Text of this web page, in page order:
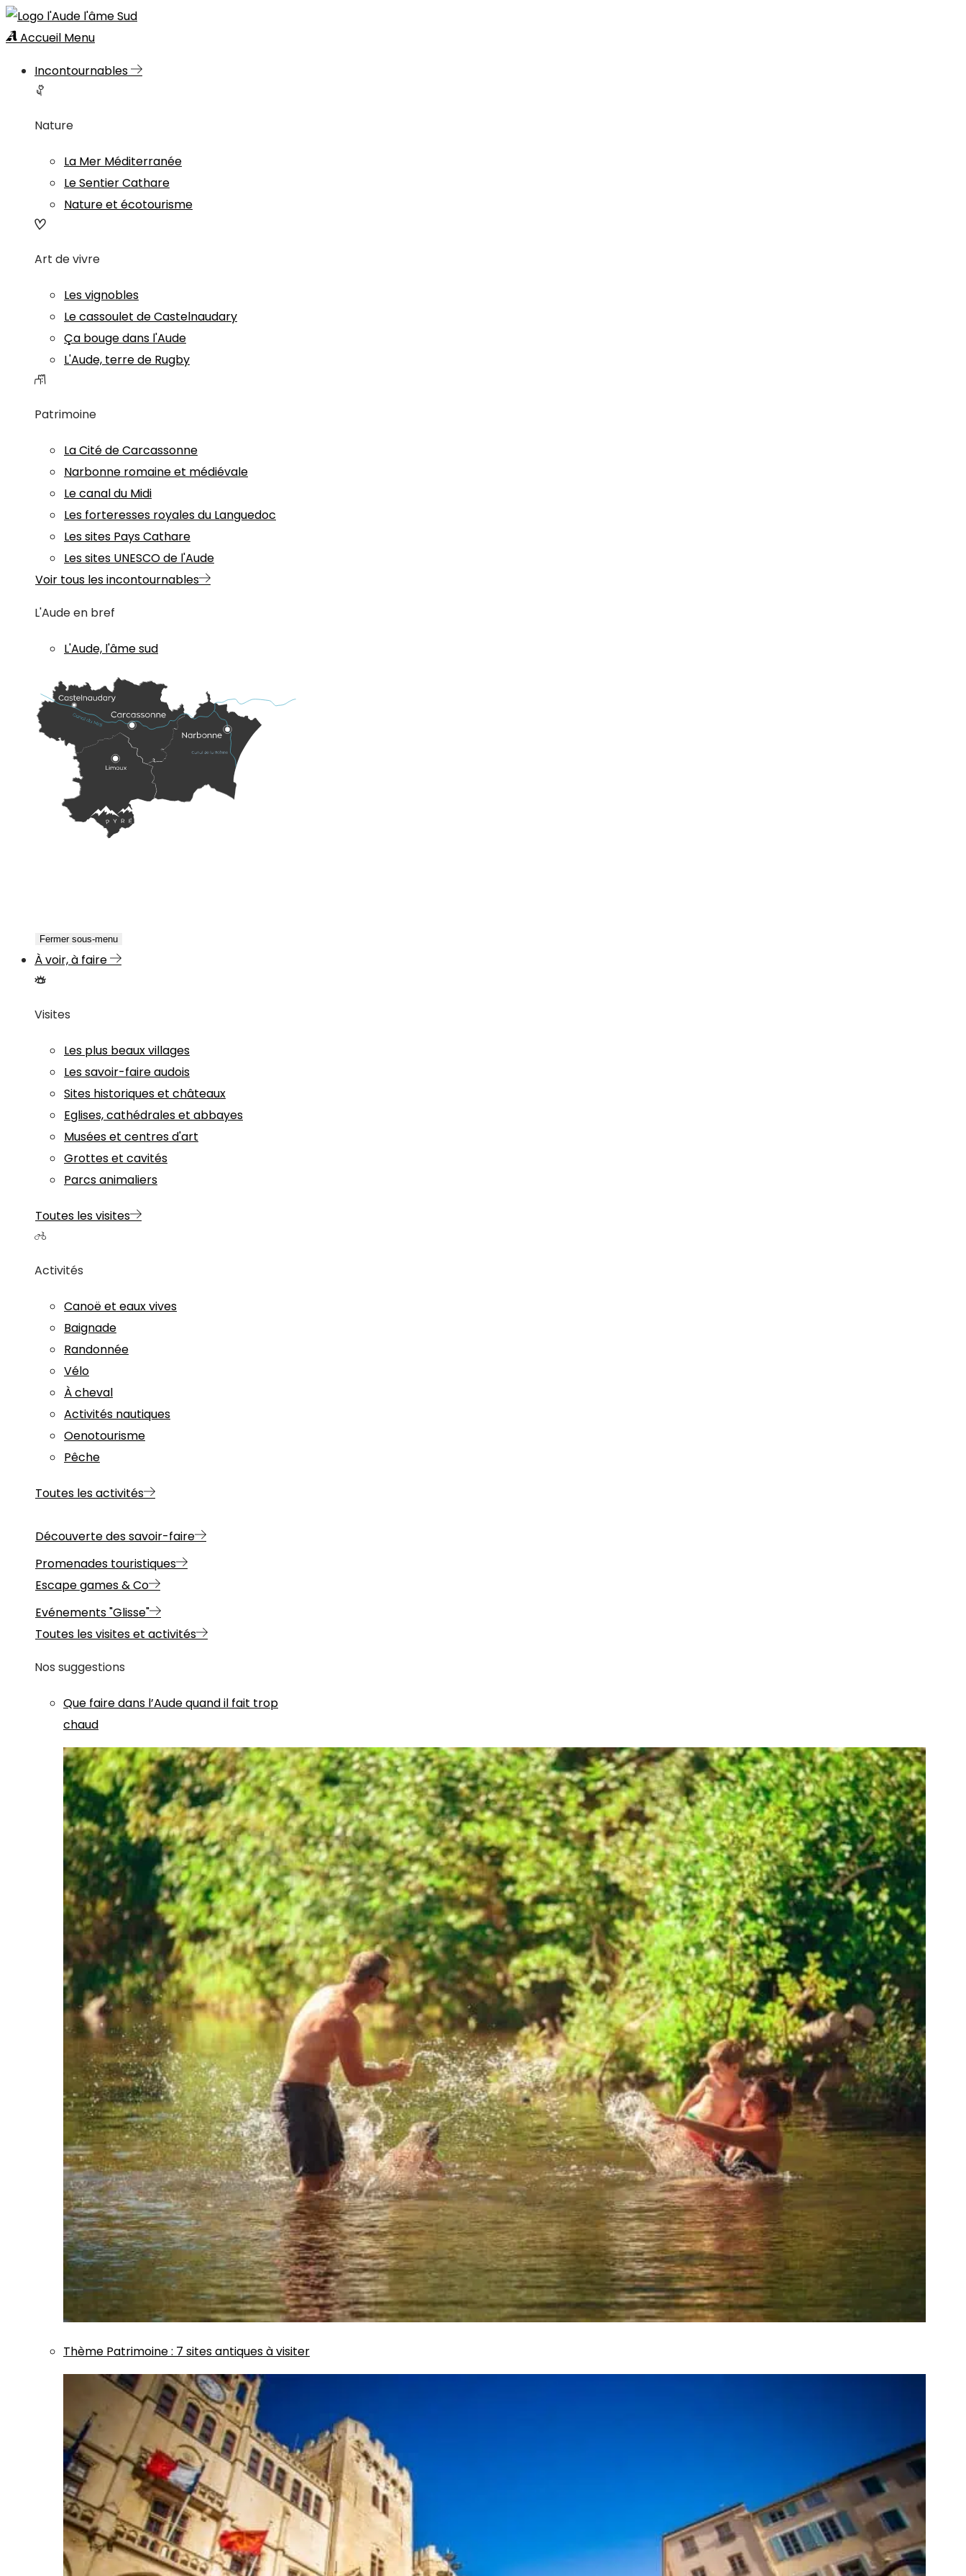
Accueil Menu
Incontournables
Nature
La Mer Méditerranée
Le Sentier Cathare
Nature et écotourisme
Art de vivre
Les vignobles
Le cassoulet de Castelnaudary
Ça bouge dans l'Aude
L'Aude, terre de Rugby
Patrimoine
La Cité de Carcassonne
Narbonne romaine et médiévale
Le canal du Midi
Les forteresses royales du Languedoc
Les sites Pays Cathare
Les sites UNESCO de l'Aude
Voir tous les incontournables
L'Aude en bref
L'Aude, l'âme sud
Fermer sous-menu
À voir, à faire
Visites
Les plus beaux villages
Les savoir-faire audois
Sites historiques et châteaux
Eglises, cathédrales et abbayes
Musées et centres d'art
Grottes et cavités
Parcs animaliers
Toutes les visites
Activités
Canoë et eaux vives
Baignade
Randonnée
Vélo
À cheval
Activités nautiques
Oenotourisme
Pêche
Toutes les activités
Découverte des savoir-faire
Promenades touristiques
Escape games & Co
Evénements "Glisse"
Toutes les visites et activités
Nos suggestions
Que faire dans l’Aude quand il fait trop
chaud
Thème Patrimoine: 7 sites antiques à visiter